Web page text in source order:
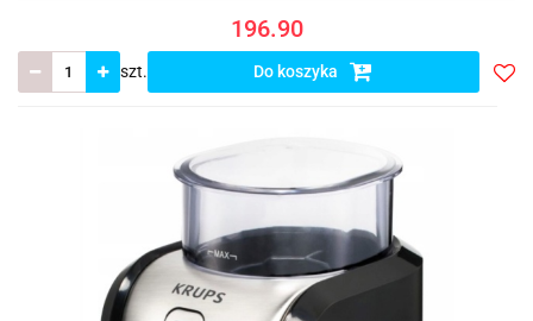
196.90
szt. Do koszyka